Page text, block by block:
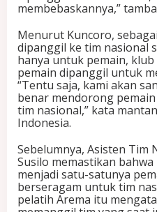
i
T
i
m
n
a
s
membebaskannya,”
Menurut Kuncoro,
dipanggil ke tim nasional
hanya untuk pemain,
pemain dipanggil untuk
“Tentu saja, kami akan
benar mendorong
tim nasional,” kata
Indonesia.
Sebelumnya, Asisten Tim
Susilo memastikan
menjadi satu-satunya
berseragam untuk tim
pelatih Arema itu